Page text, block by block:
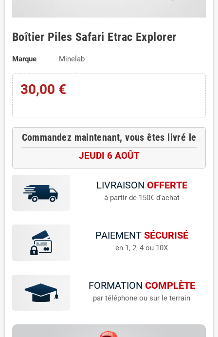
Boîtier Piles Safari Etrac Explorer
Marque Minelab
30,00 €
Commandez maintenant, vous êtes livré le
JEUDI 6 AOÛT
LIVRAISON OFFERTE
à partir de 150€ d'achat
PAIEMENT SÉCURISÉ
en 1, 2, 4 ou 10X
FORMATION COMPLÈTE
par téléphone ou sur le terrain